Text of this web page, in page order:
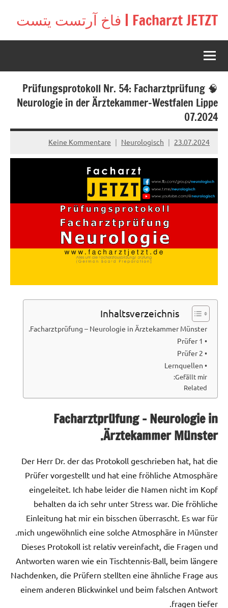
InhaltFacharzt JETZT | فاخ آرتست يتست
Free
interactive
community
for
in
Germany,
Switzerland,
and
🧠 Prüfungsprotokoll Nr. 54: Facharztprüfung
Neurologie in der Ärztekammer-Westfalen Lippe
07.2024
23.07.2024
Neurologisch
Keine Kommentare
Inhaltsverzeichnis
Facharztprüfung – Neurologie in Ärztekammer Münster.
• Prüfer 1
• Prüfer 2
• Lernquellen
Gefällt mir:
Related
Facharztprüfung – Neurologie in
Ärztekammer Münster.
Der Herr Dr. der das Protokoll geschrieben hat, hat die
Prüfer vorgestellt und hat eine fröhliche Atmosphäre
eingeleitet. Ich habe leider die Namen nicht im Kopf
behalten da ich sehr unter Stress war. Die fröhliche
Einleitung hat mir ein bisschen überrascht. Es war für
mich ungewöhnlich eine solche Atmosphäre in Münster.
Dieses Protokoll ist relativ vereinfacht, die Fragen und
Antworten waren wie ein Tischtennis-Ball, beim längere
Nachdenken, die Prüfern stellten eine ähnliche Frage aus
einem anderen Blickwinkel und beim falschen Antwort
fragen tiefer.